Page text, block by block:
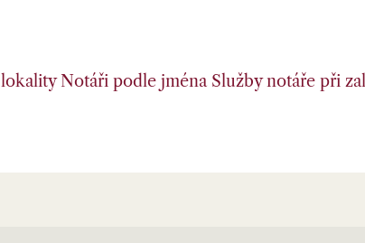
Notáři podle jména Služby notáře při